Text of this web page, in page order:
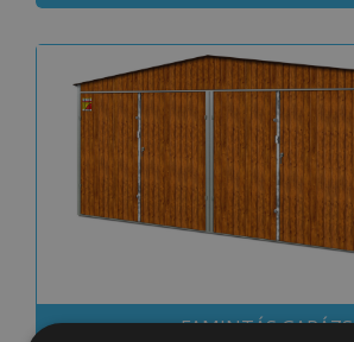
FAMINTÁS GARÁZS